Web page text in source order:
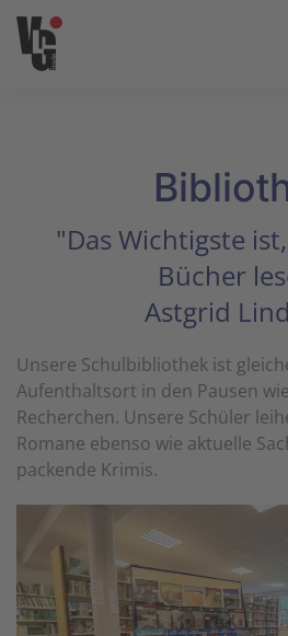
Zum Hauptinhalt springen
"Das Wichtigste
Bücher
Astgrid
Unsere Schulbibliothek ist
Aufenthaltsort in den Pausen
Recherchen. Unsere Schüler
Romane ebenso wie aktuelle
packende Krimis.